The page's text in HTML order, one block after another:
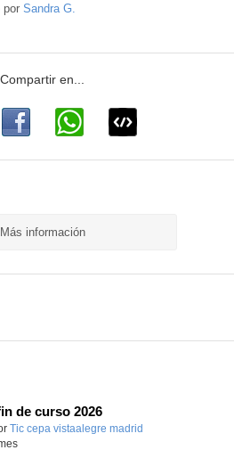
por Sandra G.
Más información
de curso 2026
Tic cepa vistaalegre madrid